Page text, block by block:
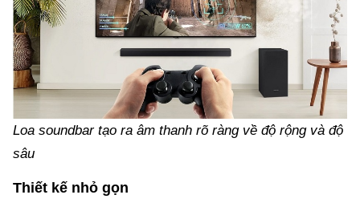
Loa soundbar tạo ra âm thanh rõ ràng về độ rộng và độ
sâu
Thiết kế nhỏ gọn